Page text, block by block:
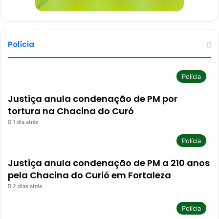
Polícia
Polícia
Justiça anula condenação de PM por
tortura na Chacina do Curó
1 dia atrás
Polícia
Justiça anula condenação de PM a 210 anos
pela Chacina do Curió em Fortaleza
2 dias atrás
Polícia